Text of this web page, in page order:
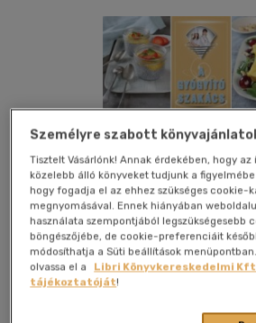
Személyre szabott
Tisztelt Vásárlónk! Annak érdekében, hogy az
közelebb álló könyveket tudjunk a
hogy fogadja el az ehhez szükséges cookie-
megnyomásával. Ennek hiányában
használata szempontjából legszükségesebb
böngészőjébe, de cookie-preferenciáit
módosíthatja a Süti beállítások
olvassa el a
Libri Könyvkereskedelmi
tájékoztatóját!